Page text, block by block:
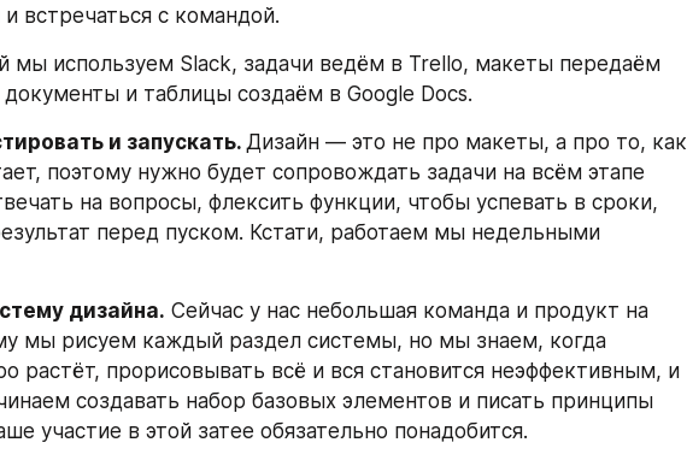
и встречаться с командой.
мы используем Slack, задачи ведём в Trello, макеты передаём
документы и таблицы создаём в Google Docs.
и запускать. Дизайн — это не про макеты, а про то, как
поэтому нужно будет сопровождать задачи на всём этапе
на вопросы, флексить функции, чтобы успевать в сроки,
перед пуском. Кстати, работаем мы недельными
дизайна. Сейчас у нас небольшая команда и продукт на
мы рисуем каждый раздел системы, но мы знаем, когда
растёт, прорисовывать всё и вся становится неэффективным, и
создавать набор базовых элементов и писать принципы
участие в этой затее обязательно понадобится.